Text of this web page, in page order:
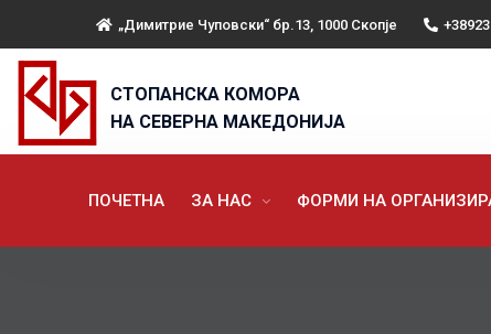
„Димитрие Чуповски“ бр.13, 1000 Скопје
СТОПАНСКА КОМОРА
НА СЕВЕРНА МАКЕДОНИЈА
ПОЧЕТНА ЗА НАС ФОРМИ НА